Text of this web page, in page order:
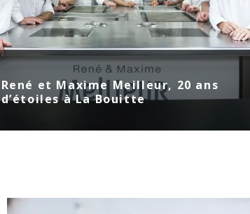
René et Maxime Meilleur, 20 ans
d’étoiles à La Bouitte